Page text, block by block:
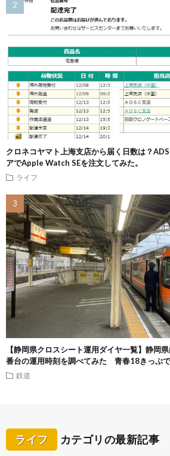
クロネコヤマト上海支店から届く日数は？
アでApple Watch SEを注文してみた。
ライフ
【静岡県クロスシート運用ダイヤ一覧】静岡
番台の運用時刻を調べてみた 青春18きっぷ
鉄道
ライフ カテゴリの最新記事